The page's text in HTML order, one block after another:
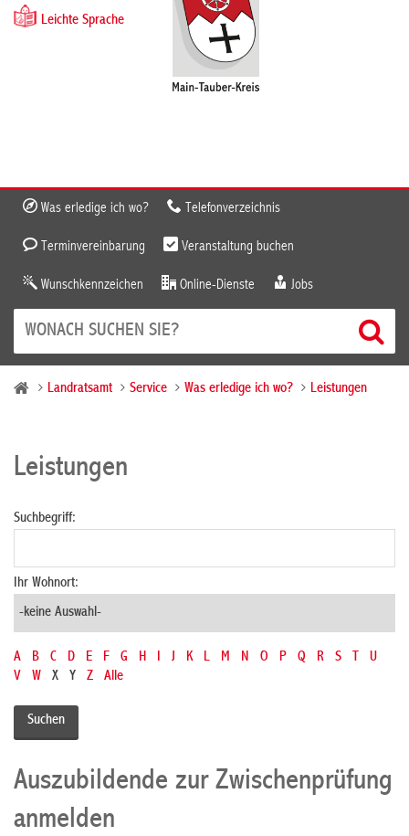
Leichte Sprache
Was erledige ich wo? Telefonverzeichnis
Terminvereinbarung Veranstaltung buchen
Wunschkennzeichen Online-Dienste Jobs
Landratsamt Service Was erledige ich wo? Leistungen
Leistungen
Suchbegriff:
Ihr Wohnort:
A B C D E F G H I J K L M N O P Q R S T
U
V
W X Y Z Alle
Auszubildende zur Zwischenprüfung
anmelden